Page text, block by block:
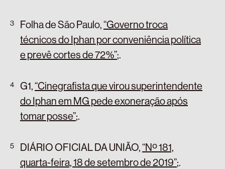
Folha de São Paulo,“Governo troca
técnicos do Iphan por conveniência política
e prevê cortes de 72%”;.
G1,“Cinegrafista que virou superintendente
do Iphan em MG pede exoneração após
tomar posse”;.
DIÁRIO OFICIAL DA UNIÃO,“Nº 181,
quarta-feira, 18 de setembro de 2019”;.